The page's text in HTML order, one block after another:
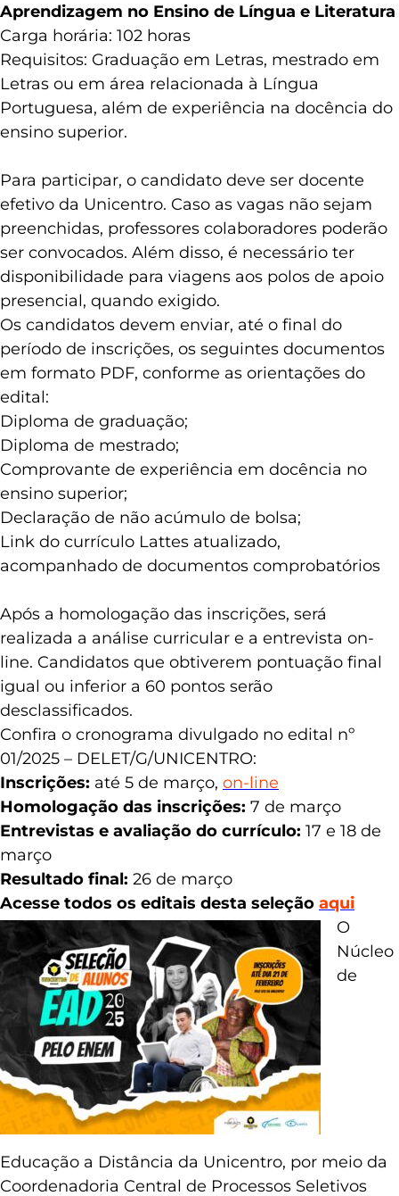
Aprendizagem no Ensino de Língua e Literatura
Carga horária: 102 horas
Requisitos: Graduação em Letras, mestrado em
Letras ou em área relacionada à Língua
Portuguesa, além de experiência na docência do
ensino superior.
Para participar, o candidato deve ser docente
efetivo da Unicentro. Caso as vagas não sejam
preenchidas, professores colaboradores poderão
ser convocados. Além disso, é necessário ter
disponibilidade para viagens aos polos de apoio
presencial, quando exigido.
Os candidatos devem enviar, até o final do
período de inscrições, os seguintes documentos
em formato PDF, conforme as orientações do
edital:
Diploma de graduação;
Diploma de mestrado;
Comprovante de experiência em docência no
ensino superior;
Declaração de não acúmulo de bolsa;
Link do currículo Lattes atualizado,
acompanhado de documentos comprobatórios
Após a homologação das inscrições, será
realizada a análise curricular e a entrevista on-
line. Candidatos que obtiverem pontuação final
igual ou inferior a 60 pontos serão
desclassificados.
Confira o cronograma divulgado no edital nº
01/2025 – DELET/G/UNICENTRO:
Inscrições: até 5 de março, on-line
Homologação das inscrições: 7 de março
Entrevistas e avaliação do currículo: 17 e 18 de
março
Resultado final: 26 de março
Acesse todos os editais desta seleção aqui
O
Núcleo
de
Educação a Distância da Unicentro, por meio da
Coordenadoria Central de Processos Seletivos